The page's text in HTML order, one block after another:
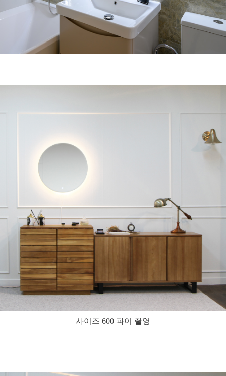
사이즈 600 파이 촬영